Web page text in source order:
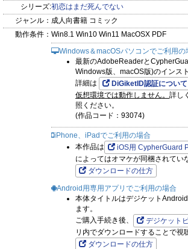
シリーズ:初恋はまだ死んでない
ジャンル： 成人向書籍 コミック
動作条件： Win8.1 Win10 Win11 MacOSX PDF
Windows＆macOSパソコンでご利用の
最新のAdobeReaderと
Windows版、macOS版)のインス
詳細は
DiGiketID認証について
仮想環境では動作しません。 詳し
照ください。
(作品コード：93074)
iPhone、iPadでご利用の場合
本作品は
iOS用 CypherGuard
によってはオマケが同梱されてい
ダウンロードの仕方
Android用専用アプリでご利用の場合
本体タイトルはデジケット
ます。
ご購入手続き後、
デジケット
リ内でダウンロードすることで視
ダウンロードの仕方